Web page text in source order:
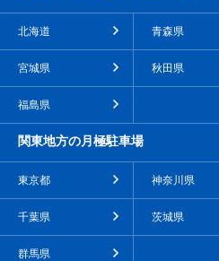
北海道 青森県
宮城県 秋田県
福島県
関東地方の月極駐車場
東京都 神奈川県
千葉県 茨城県
群馬県